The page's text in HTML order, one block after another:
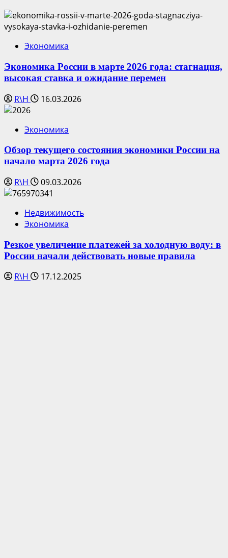
Экономика
Экономика России в марте 2026 года: стагнация,
высокая ставка и ожидание перемен
R\H 16.03.2026
Экономика
Обзор текущего состояния экономики России на
начало марта 2026 года
R\H 09.03.2026
Недвижимость
Экономика
Резкое увеличение платежей за холодную воду: в
России начали действовать новые правила
R\H 17.12.2025